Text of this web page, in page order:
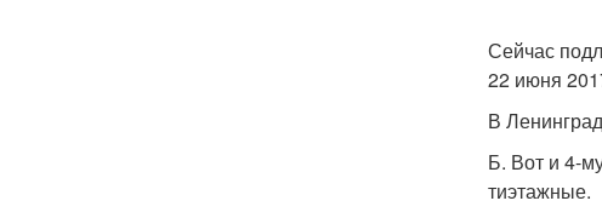
Сейчас
22 июня
В
Б. Вот и 4-
тиэтажные.